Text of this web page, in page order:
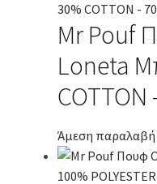
Mr Pouf
Loneta
COTTON
Άμεση παραλαβή